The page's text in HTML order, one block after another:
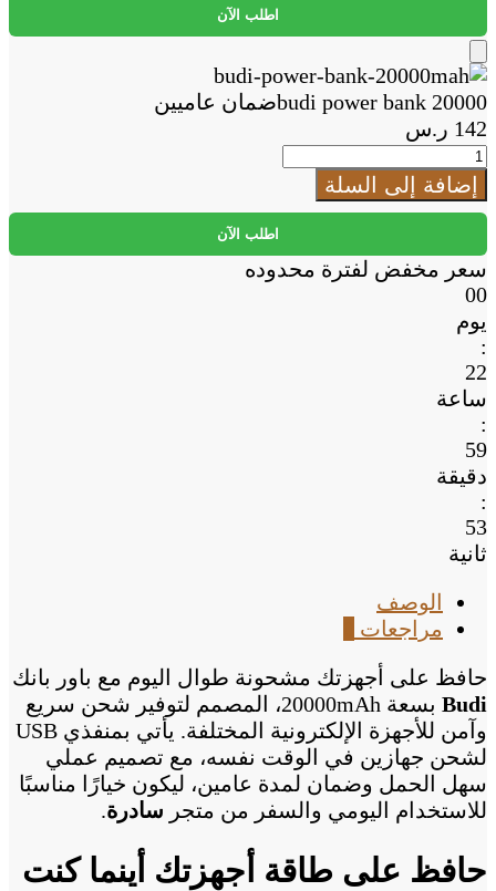
20000ضمان
عاميين
اطلب الآن
Add
to
Cart
budi power bank 20000ضمان عاميين
142 ر.س
كمية
budi
power
20000ضمان
عاميين
إضافة إلى السلة
اطلب الآن
سعر مخفض لفترة محدوده
00
يوم
:
22
ساعة
:
59
دقيقة
:
53
ثانية
الوصف
مراجعات
حافظ على أجهزتك مشحونة طوال اليوم مع باور بانك
Budi
بسعة 20000mAh، المصمم لتوفير شحن سريع
وآمن للأجهزة الإلكترونية المختلفة. يأتي بمنفذي USB
لشحن جهازين في الوقت نفسه، مع تصميم عملي
سهل الحمل وضمان لمدة عامين، ليكون خيارًا مناسبًا
للاستخدام اليومي والسفر من متجر سادرة.
حافظ على طاقة أجهزتك أينما كنت